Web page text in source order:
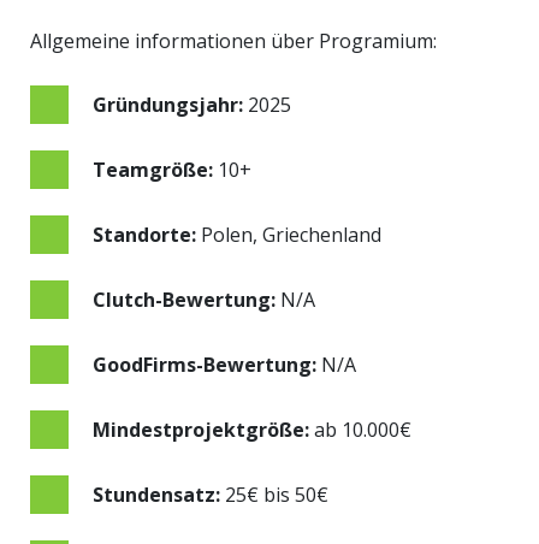
Allgemeine informationen über Programium:
Gründungsjahr: 2025
Teamgröße: 10+
Standorte: Polen, Griechenland
Clutch-Bewertung: N/A
GoodFirms-Bewertung: N/A
Mindestprojektgröße:ab 10.000€
Stundensatz: 25€ bis 50€